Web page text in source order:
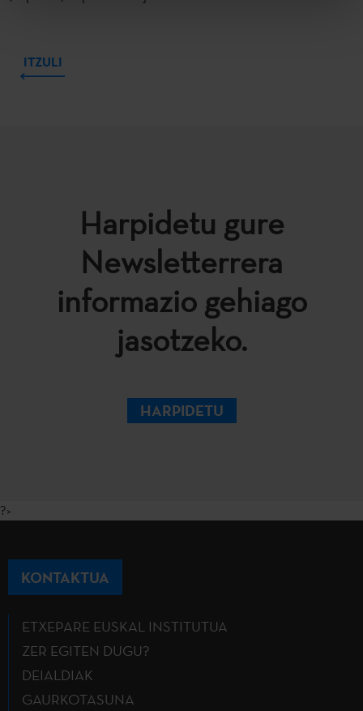
ITZULI
Harpidetu gure
Newsletterrera
informazio gehiago
jasotzeko.
HARPIDETU
?>
KONTAKTUA
ETXEPARE EUSKAL INSTITUTUA
ZER EGITEN DUGU?
DEIALDIAK
GAURKOTASUNA